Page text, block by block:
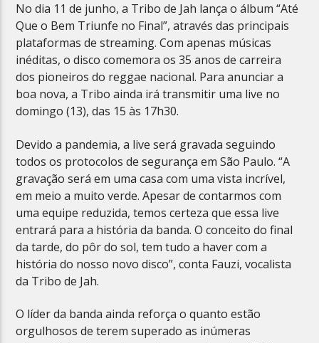
No dia 11 de junho, a Tribo de Jah lança o álbum “Até
Que o Bem Triunfe no Final”, através das principais
plataformas de streaming. Com apenas músicas
inéditas, o disco comemora os 35 anos de carreira
dos pioneiros do reggae nacional. Para anunciar a
boa nova, a Tribo ainda irá transmitir uma live no
domingo (13), das 15 às 17h30.
Devido a pandemia, a live será gravada seguindo
todos os protocolos de segurança em São Paulo. “A
gravação será em uma casa com uma vista incrível,
em meio a muito verde. Apesar de contarmos com
uma equipe reduzida, temos certeza que essa live
entrará para a história da banda. O conceito do final
da tarde, do pôr do sol, tem tudo a haver com a
história do nosso novo disco”, conta Fauzi, vocalista
da Tribo de Jah.
O líder da banda ainda reforça o quanto estão
orgulhosos de terem superado as inúmeras